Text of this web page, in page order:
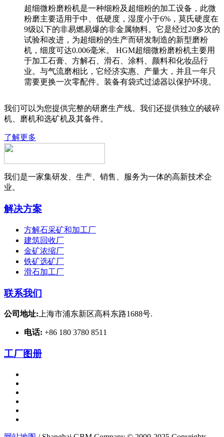
超细微粉磨粉机是一种细粉及超细粉的加工设备，此微
粉磨主要适用于中、低硬度，湿度小于6%，莫氏硬度在
9级以下的非易燃易爆的非金属物料。它是经过20多次的
试验和改进，为超细粉的生产而研发制造的新型磨粉
机，细度可达0.006毫米。 HGM超细微粉磨粉机主要用
于加工石膏、方解石、滑石、涂料、颜料和化妆品行
业。与气流磨相比，它经济实惠、产量大，并且一年只
需要更换一次零配件。装备有袋式过滤器以保护环境。
我们可以为您提供完整的研磨生产线。我们还提供独立的破碎
机、磨机和选矿机及其备件。
了解更多
我们是一家集研发、生产、销售、服务为一体的高新技术企
业。
解决方案
方解石采矿和加工厂
建筑回收厂
金矿浓缩厂
铁矿选矿厂
滑石加工厂
联系我们
公司地址: 上海市浦东新区高科东路1688号.
电话: +86 180 3780 8511
工厂图册